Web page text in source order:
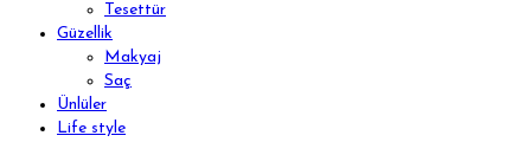
Tesettür
Güzellik
Makyaj
Saç
Ünlüler
Life style